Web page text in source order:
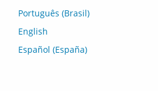
Português (Brasil)
English
Español (España)